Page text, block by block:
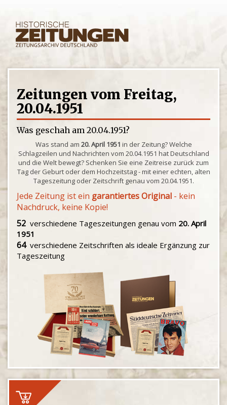
Zeitungen vom Freitag,
20.04.1951
Was geschah am 20.04.1951?
Was stand am 20. April 1951 in der Zeitung? Welche
Schlagzeilen und Nachrichten vom 20.04.1951 hat Deutschland
und die Welt bewegt? Schenken Sie eine Zeitreise zurück zum
Tag der Geburt oder dem Hochzeitstag - mit einer echten, alten
Tageszeitung oder Zeitschrift genau vom 20.04.1951.
Jede Zeitung ist ein garantiertes Original - kein
Nachdruck, keine Kopie!
52 verschiedene Tageszeitungen genau vom 20. April
1951
64verschiedene Zeitschriften als ideale Ergänzung zur
Tageszeitung